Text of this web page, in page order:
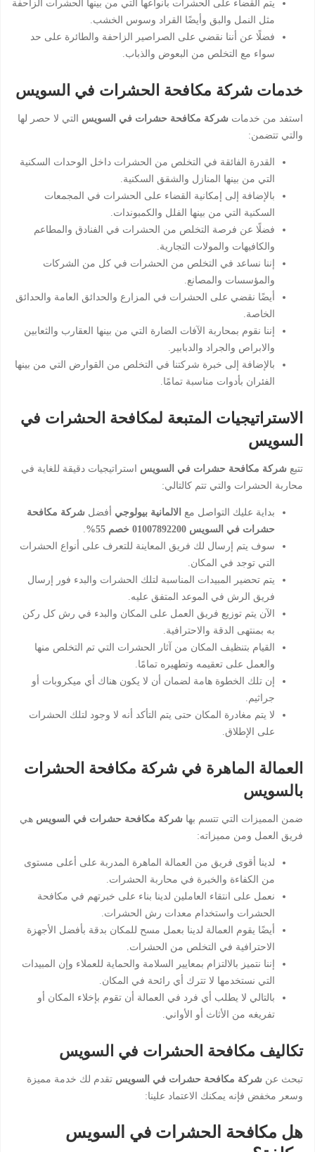
يتم القضاء على الحشرات بأنواعها التي من بينها الحشرات الزاحفة
مثل النمل والبق وأيضًا القراد وسوس الخشب.
فضلًا عن أننا نقضي على الصراصير الزاحفة والطائرة على حد
سواء مع التخلص من البعوض والذباب.
خدمات شركة مكافحة الحشرات في السويس
استفد من خدمات شركة مكافحة حشرات في السويس
التي لا حصر لها
والتي تتضمن:
القدرة الفائقة في التخلص من الحشرات داخل الوحدات السكنية
التي من بينها المنازل والشقق السكنية.
بالإضافة إلى إمكانية القضاء على الحشرات في المجمعات
السكنية التي من بينها الفلل والكمبوندات.
فضلًا عن فرصة التخلص من الحشرات في الفنادق والمطاعم
والكافيهات والمولات التجارية.
إننا نساعد في التخلص من الحشرات في كل من الشركات
والمؤسسات والمصانع.
أيضًا نقضي على الحشرات في المزارع والحدائق العامة والحدائق
الخاصة.
إننا نقوم بمحاربة الآفات الضارة التي من بينها العقارب والثعابين
والابراص والجراد والدبابير.
بالإضافة إلى خبرة شركتنا في التخلص من القوارض التي من بينها
الفئران بأدوات مناسبة تمامًا.
الاستراتيجيات المتبعة لمكافحة الحشرات في
السويس
تتبع شركة مكافحة حشرات في السويس
استراتيجيات دقيقة للغاية في
محاربة الحشرات والتي تتم كالتالي:
بداية عليك التواصل مع الالمانية بيولوجي أفضل شركة مكافحة
حشرات في السويس 01007892200 خصم 55%
.
سوف يتم إرسال لك فريق المعاينة للتعرف على أنواع الحشرات
التي توجد في المكان.
يتم تحضير المبيدات المناسبة لتلك الحشرات والبدء فور إرسال
فريق الرش في الموعد المتفق عليه.
الآن يتم توزيع فريق العمل على المكان والبدء في رش كل ركن
به بمنتهى الدقة والاحترافية.
القيام بتنظيف المكان من آثار الحشرات التي تم التخلص منها
والعمل على تعقيمه وتطهيره تمامًا.
إن تلك الخطوة هامة لضمان أن لا يكون هناك أي ميكروبات أو
جراثيم.
لا يتم مغادرة المكان حتى يتم التأكد أنه لا وجود لتلك الحشرات
على الإطلاق.
العمالة الماهرة في شركة مكافحة الحشرات
بالسويس
ضمن المميزات التي تتسم بها شركة مكافحة حشرات في السويس هي
فريق العمل ومن مميزاته:
لدينا أقوى فريق من العمالة الماهرة المدربة على أعلى مستوى
من الكفاءة والخبرة في محاربة الحشرات.
نعمل على انتقاء العاملين لدينا بناء على خبرتهم في مكافحة
الحشرات واستخدام معدات رش الحشرات.
أيضًا يقوم العمالة لدينا بعمل مسح للمكان بدقة بأفضل الأجهزة
الاحترافية في التخلص من الحشرات.
إننا نتميز بالالتزام بمعايير السلامة والحماية للعملاء وإن المبيدات
التي نستخدمها لا تترك أي رائحة في المكان.
بالتالي لا يطلب أي فرد في العمالة أن تقوم بإخلاء المكان أو
تفريغه من الأثاث أو الأواني.
تكاليف مكافحة الحشرات في السويس
تبحث عن شركة مكافحة حشرات في السويس تقدم لك خدمة مميزة
وسعر مخفض فإنه يمكنك الاعتماد علينا:
هل مكافحة الحشرات في السويس